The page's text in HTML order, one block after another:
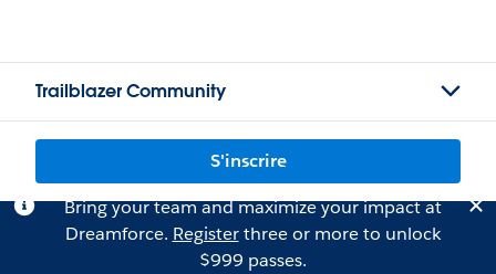
Trailblazer Community
S'inscrire
Bring your team and maximize your impact at
Dreamforce. Registerthree or more to unlock
$999 passes.